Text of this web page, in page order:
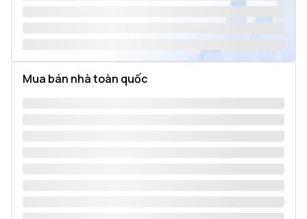
Mua bán nhà toàn quốc